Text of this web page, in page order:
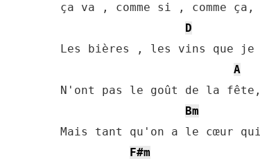
ça va , comme si , comme ça,
D
Les bières , les vins que je
A
N'ont pas le goût de la fête,
Bm
Mais tant qu'on a le cœur
F#m